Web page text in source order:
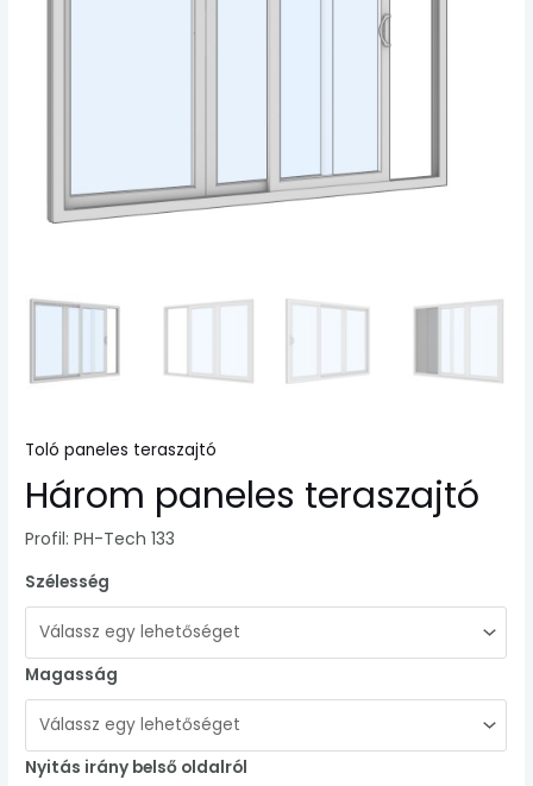
Toló paneles teraszajtó
Három paneles teraszajtó
Profil: PH-Tech 133
Szélesség
Magasság
Nyitás irány belső oldalról